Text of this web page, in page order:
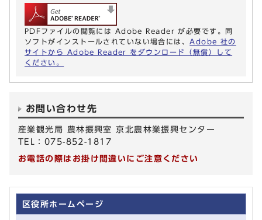
PDFファイルの閲覧には Adobe Reader が必要です。同
ソフトがインストールされていない場合には、Adobe 社の
サイトから Adobe Reader をダウンロード（無償）して
ください。
お問い合わせ先
産業観光局 農林振興室 京北農林業振興センター
TEL：075-852-1817
お電話の際はお掛け間違いにご注意ください
区役所ホームページ